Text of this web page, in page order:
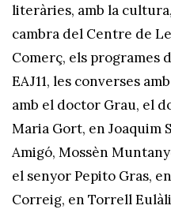
literàries, amb la
cambra del Centre de
Comerç, els programes
EAJ11, les converses
amb el doctor Grau, el
Maria Gort, en Joaquim
Amigó, Mossèn
el senyor Pepito Gras,
Correig, en Torrell